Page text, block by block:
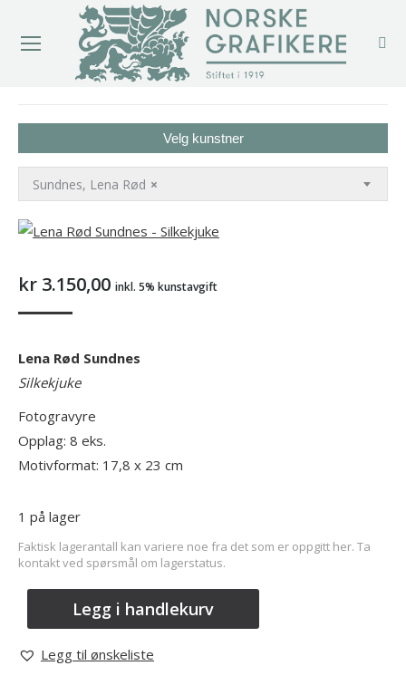
Velg kunstner
×
Sundnes, Lena Rød
kr 3.150,00 inkl. 5% kunstavgift
Lena Rød Sundnes
Silkekjuke
Fotogravyre
Opplag: 8 eks.
Motivformat: 17,8 x 23 cm
1 på lager
Faktisk lagerantall kan variere noe fra det som er oppgitt her. Ta
kontakt ved spørsmål om lagerstatus.
Legg i handlekurv
Legg til ønskeliste